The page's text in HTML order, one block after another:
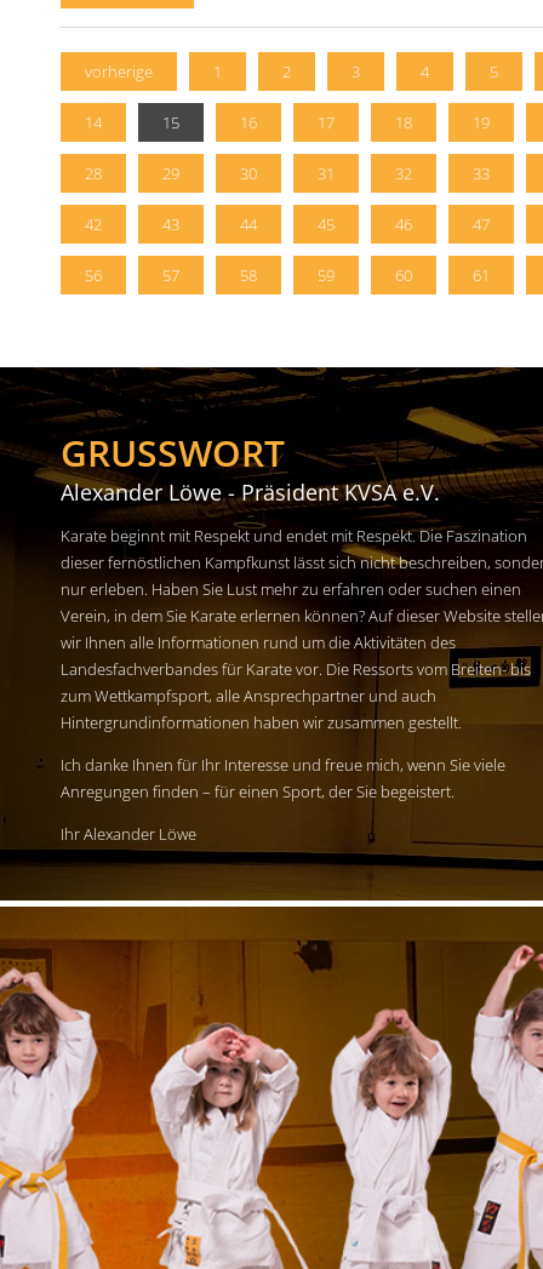
vorherige 1 2 3 4 5
14 15 16 17 18 19
28 29 30 31 32 33
42 43 44 45 46 47
56 57 58 59 60 61
GRUSSWORT
Alexander Löwe - Präsident KVSA e.V.
Karate beginnt mit Respekt und endet mit Respekt. Die Faszination
dieser fernöstlichen Kampfkunst lässt sich nicht beschreiben,
nur erleben. Haben Sie Lust mehr zu erfahren oder suchen einen
Verein, in dem Sie Karate erlernen können? Auf dieser Website
wir Ihnen alle Informationen rund um die Aktivitäten des
Landesfachverbandes für Karate vor. Die Ressorts vom Breiten- bis
zum Wettkampfsport, alle Ansprechpartner und auch
Hintergrundinformationen haben wir zusammen gestellt.
Ich danke Ihnen für Ihr Interesse und freue mich, wenn Sie viele
Anregungen finden – für einen Sport, der Sie begeistert.
Ihr Alexander Löwe